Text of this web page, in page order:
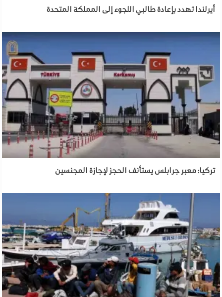
أيرلندا تهدد بإعادة طالبي اللجوء إلى المملكة المتحدة
تركيا: معبر جرابلس يستأنف الحجز لإجازة المجنسين